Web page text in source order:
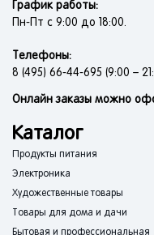
График работы:
Пн-Пт с 9:00 до 18:00.
Телефоны:
8 (495) 66-44-695 (9:00 –
Онлайн заказы можно
Каталог
Продукты питания
Электроника
Художественные товары
Товары для дома и дачи
Бытовая и профессиональная